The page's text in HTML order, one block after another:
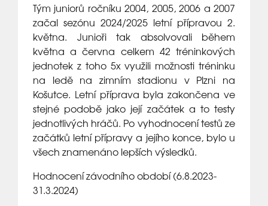
Tým juniorů ročníku 2004, 2005, 2006 a 2007
začal sezónu 2024/2025 letní přípravou 2.
května. Junioři tak absolvovali během
května a června celkem 42 tréninkových
jednotek z toho 5x využili možnosti tréninku
na ledě na zimním stadionu v Plzni na
Košutce. Letní příprava byla zakončena ve
stejné podobě jako její začátek a to testy
jednotlivých hráčů. Po vyhodnocení testů ze
začátků letní přípravy a jejího konce, bylo u
všech znamenáno lepších výsledků.
Hodnocení závodního období (6.8.2023-
31.3.2024)